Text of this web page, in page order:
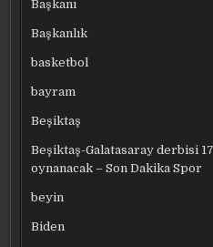
Başkanı
Başkanlık
basketbol
bayram
Beşiktaş
Beşiktaş-Galatasaray derbisi
oynanacak – Son Dakika Spor
beyin
Biden